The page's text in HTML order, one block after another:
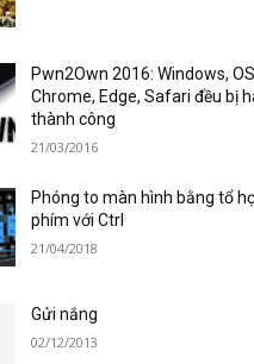
Pwn2Own 2016: Windows,
Chrome, Edge, Safari đều bị
thành công
21/03/2016
Phóng to màn hình bằng tổ
phím với Ctrl
21/04/2018
Gửi nắng
02/12/2013